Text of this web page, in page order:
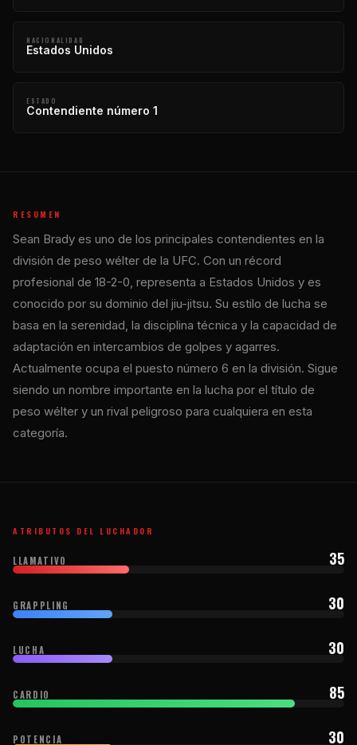
NACIONALIDAD
Estados Unidos
ESTADO
Contendiente número 1
RESUMEN
Sean Brady es uno de los principales contendientes en la
división de peso wélter de la UFC. Con un récord
profesional de 18-2-0, representa a Estados Unidos y es
conocido por su dominio del jiu-jitsu. Su estilo de lucha se
basa en la serenidad, la disciplina técnica y la capacidad de
adaptación en intercambios de golpes y agarres.
Actualmente ocupa el puesto número 6 en la división. Sigue
siendo un nombre importante en la lucha por el título de
peso wélter y un rival peligroso para cualquiera en esta
categoría.
ATRIBUTOS DEL LUCHADOR
LLAMATIVO 35
GRAPPLING 30
LUCHA 30
CARDIO 85
POTENCIA 30